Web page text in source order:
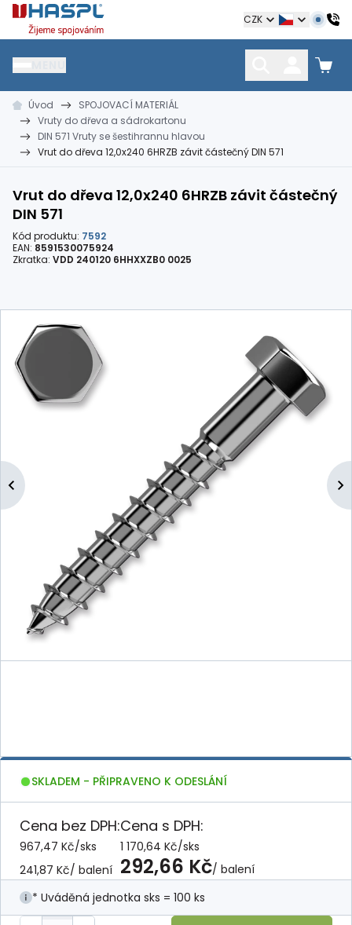
Hašpl CZK
HŘEBÍKY
kramle
SPOJOVACÍ MATERIÁL
vruty, šrouby, matice
Úvod
SPOJOVACÍ MATERIÁL
Vruty do dřeva a sádrokartonu
DIN 571 Vruty se šestihrannu hlavou
Vrut do dřeva 12,0x240 6HRZB závit částečný DIN 571
Vrut do dřeva 12,0x240 6HRZB závit částečný
DIN 571
Kód produktu: 7592
EAN: 8591530075924
Zkratka: VDD 240120 6HHXXZB0 0025
SKLADEM - PŘIPRAVENO K ODESLÁNÍ
Cena bez DPH:
967,47 Kč/sks
241,87 Kč/ balení
Cena s DPH:
1 170,64 Kč/sks
292,66 Kč/ balení
* Uváděná jednotka sks = 100 ks